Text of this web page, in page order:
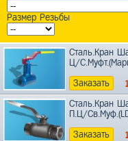
Размер Резьбы
Сталь.Кран
Ц/
Заказать
Сталь.Кран
П.Ц/
Заказать